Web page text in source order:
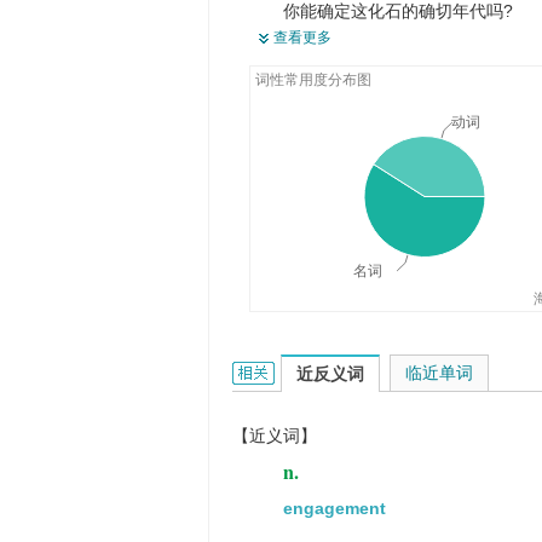
这个希腊盘子是很早时期的制品。
我的对象七点钟与我见面。
The Chinese date is high-
枣树产量高,经济效益好。
你能确定这化石的确切年代吗?
Young people's clothes date
现在年轻人的衣服转眼就过时.
Only 1 per cent of women
仅有1%25的受访女性愿意与不喜
The custom dates back hundreds
这一习俗可以追溯到几百年前。
查看更多
词性常用度分布图
名词
动词
date的相关资料：
近反义词
【近义词】
n.
engagement
临近单词